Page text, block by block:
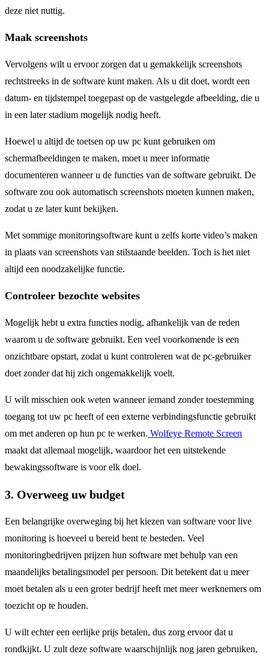
deze niet nuttig.
Maak screenshots
Vervolgens wilt u ervoor zorgen dat u gemakkelijk screenshots
rechtstreeks in de software kunt maken. Als u dit doet, wordt een
datum- en tijdstempel toegepast op de vastgelegde afbeelding, die u
in een later stadium mogelijk nodig heeft.
Hoewel u altijd de toetsen op uw pc kunt gebruiken om
schermafbeeldingen te maken, moet u meer informatie
documenteren wanneer u de functies van de software gebruikt. De
software zou ook automatisch screenshots moeten kunnen maken,
zodat u ze later kunt bekijken.
Met sommige monitoringsoftware kunt u zelfs korte video’s maken
in plaats van screenshots van stilstaande beelden. Toch is het niet
altijd een noodzakelijke functie.
Controleer bezochte websites
Mogelijk hebt u extra functies nodig, afhankelijk van de reden
waarom u de software gebruikt. Een veel voorkomende is een
onzichtbare opstart, zodat u kunt controleren wat de pc-gebruiker
doet zonder dat hij zich ongemakkelijk voelt.
U wilt misschien ook weten wanneer iemand zonder toestemming
toegang tot uw pc heeft of een externe verbindingsfunctie gebruikt
om met anderen op hun pc te werken. Wolfeye Remote Screen
maakt dat allemaal mogelijk, waardoor het een uitstekende
bewakingssoftware is voor elk doel.
3. Overweeg uw budget
Een belangrijke overweging bij het kiezen van software voor live
monitoring is hoeveel u bereid bent te besteden. Veel
monitoringbedrijven prijzen hun software met behulp van een
maandelijks betalingsmodel per persoon. Dit betekent dat u meer
moet betalen als u een groter bedrijf heeft met meer werknemers om
toezicht op te houden.
U wilt echter een eerlijke prijs betalen, dus zorg ervoor dat u
rondkijkt. U zult deze software waarschijnlijk nog jaren gebruiken,